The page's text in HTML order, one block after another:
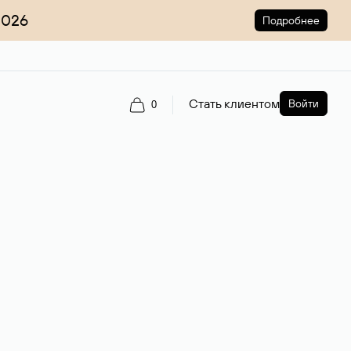
Подробнее
0 Стать клиентом Войти